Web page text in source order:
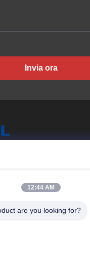
Invia ora
Nuovo
12:44 AM
are you looking for?